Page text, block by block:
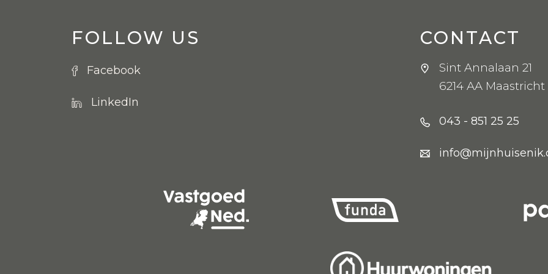
FOLLOW US
Facebook
LinkedIn
CONTACT
Sint Annalaan 21
6214 AA Maastricht
043 - 851 25 25